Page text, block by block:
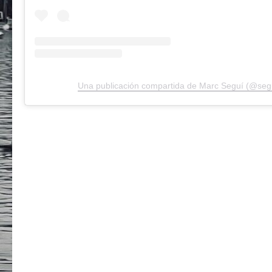
Una publicación compartida de Marc Seguí